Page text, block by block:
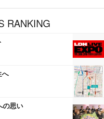
RANKING
へ
の思い